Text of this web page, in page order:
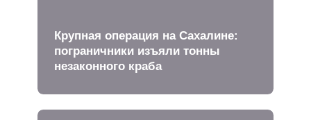
Крупная операция на Сахалине:
пограничники изъяли тонны
незаконного краба